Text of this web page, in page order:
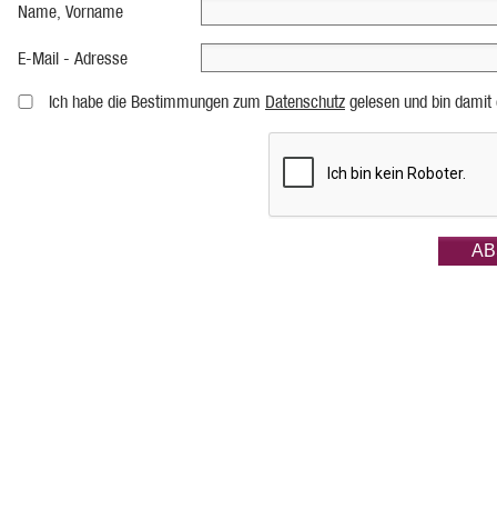
Name, Vorname
E-Mail - Adresse
Ich habe die Bestimmungen zum Datenschutz gelesen und bin